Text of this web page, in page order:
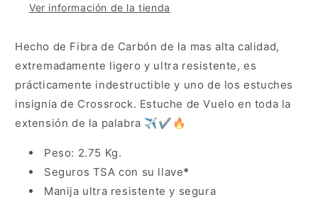
Ver información de la tienda
Hecho de Fibra de Carbón de la mas alta calidad,
extremadamente ligero y ultra resistente, es
prácticamente indestructible y uno de los estuches
insignia de Crossrock. Estuche de Vuelo en toda la
extensión de la palabra ✈️✔️🔥
Peso: 2.75 Kg.
Seguros TSA con su llave*
Manija ultra resistente y segura